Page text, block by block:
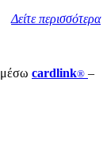
Δείτε περισσότερα
cardlink® –